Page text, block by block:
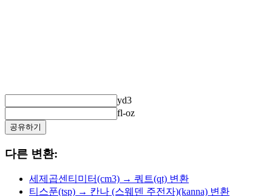
yd3
fl-oz
공유하기
다른 변환:
세제곱센티미터(cm3) → 쿼트(qt) 변환
티스푼(tsp) → 칸나 (스웨덴 주전자)(kanna) 변환